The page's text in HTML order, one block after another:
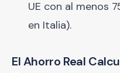
UE con al menos
en Italia).
El Ahorro Real